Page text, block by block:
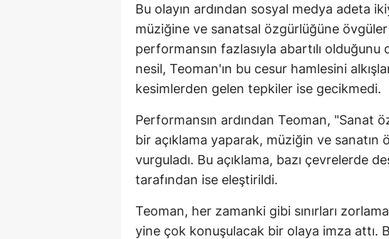
Bu olayın ardından sosyal medya adeta
müziğine ve sanatsal özgürlüğüne
performansın fazlasıyla abartılı
nesil, Teoman'ın bu cesur hamlesini
kesimlerden gelen tepkiler ise gecikmedi.
Performansın ardından Teoman, "Sanat
bir açıklama yaparak, müziğin ve sanatın
vurguladı. Bu açıklama, bazı çevrelerde
tarafından ise eleştirildi.
Teoman, her zamanki gibi sınırları
yine çok konuşulacak bir olaya imza attı.